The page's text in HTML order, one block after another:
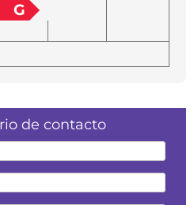
G
de contacto